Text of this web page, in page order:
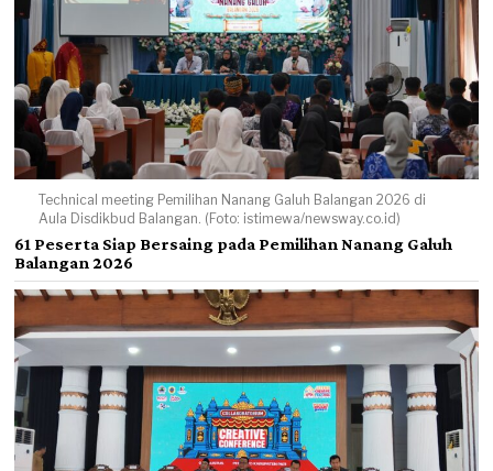
Technical meeting Pemilihan Nanang Galuh Balangan 2026 di
Aula Disdikbud Balangan. (Foto: istimewa/newsway.co.id)
61 Peserta Siap Bersaing pada Pemilihan Nanang Galuh
Balangan 2026